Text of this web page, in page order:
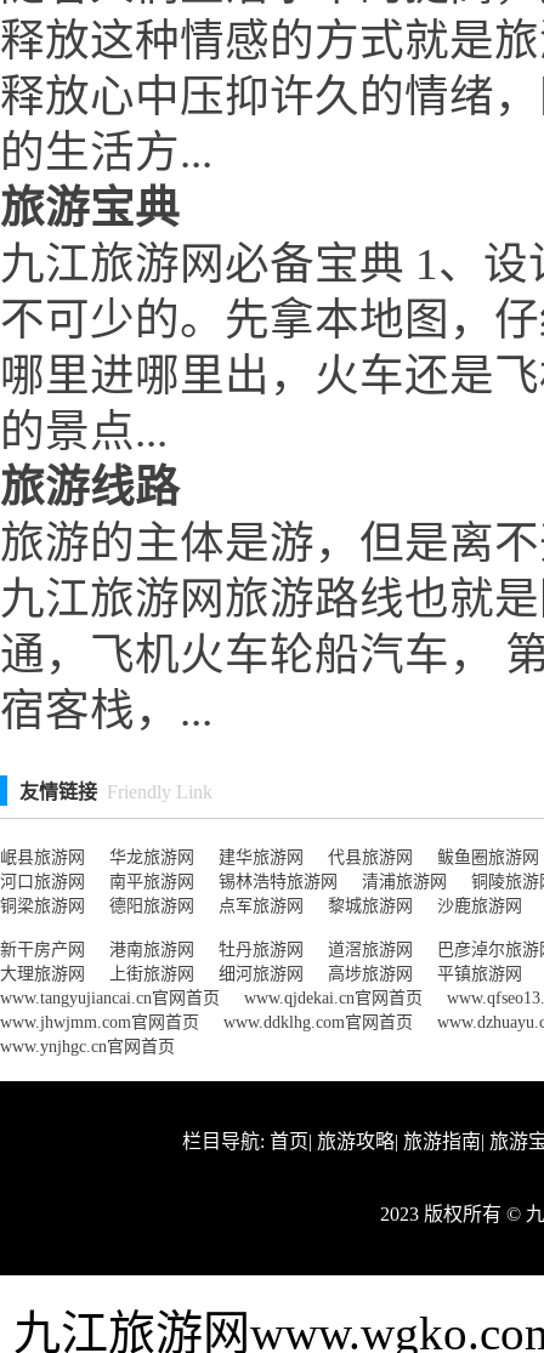
释放这种情感的方式就是
释放心中压抑许久的情绪
的生活方...
旅游宝典
九江旅游网必备宝典 1、
不可少的。先拿本地图，
哪里进哪里出，火车还是
的景点...
旅游线路
旅游的主体是游，但是离
九江旅游网旅游路线也就
通，飞机火车轮船汽车，
宿客栈，...
友情链接 Friendly Link
岷县旅游网 华龙旅游网 建华旅游网 代县旅游网
鲅鱼圈旅游网
河口旅游网
南平旅游网 锡林浩特旅游网 清浦旅游网
铜陵旅游
铜梁旅游网
德阳旅游网 点军旅游网 黎城旅游网 沙鹿旅游网
新干房产网 港南旅游网 牡丹旅游网 道滘旅游网
巴彦淖尔旅游
大理旅游网
上街旅游网 细河旅游网 高埗旅游网
平镇旅游网
www.tangyujiancai.cn官网首页
www.qjdekai.cn官网首页
www.jhwjmm.com官网首页
www.ddklhg.com官网首页
www.ynjhgc.cn官网首页
栏目导航: 首页| 旅游攻略| 旅游指南| 旅游
2023 版权所有 ©
九江旅游网